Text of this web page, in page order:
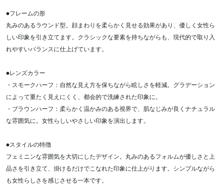
●フレームの形
丸みのあるラウンド型。顔まわりを柔らかく見せる効果があり、優しく女性ら
しい印象を引き立てます。クラシックな要素を持ちながらも、現代的で取り入
れやすいバランスに仕上げています。
●レンズカラー
・スモークハーフ：自然な見え方を保ちながら眩しさを軽減。グラデーション
によって重たく見えにくく、都会的で洗練された印象に。
・ブラウンハーフ：柔らかく温かみのある視界で、肌なじみが良くナチュラル
な雰囲気に。女性らしいやさしい印象を演出します。
●スタイルの特徴
フェミニンな雰囲気を大切にしたデザイン。丸みのあるフォルムが優しさと上
品さを引き立て、掛けるだけでこなれた印象に仕上がります。シンプルながら
も女性らしさを感じさせる一本です。